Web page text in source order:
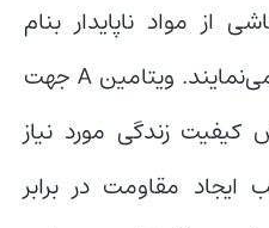
از مواد ناپایدار بنام
رادیکال‌های آزاد محافظت می‌نمایند. ویتامین A جهت
کیفیت زندگی مورد نیاز
مقاومت در برابر